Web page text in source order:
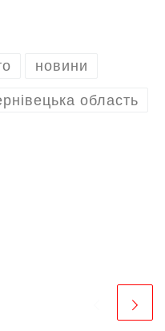
новини
область